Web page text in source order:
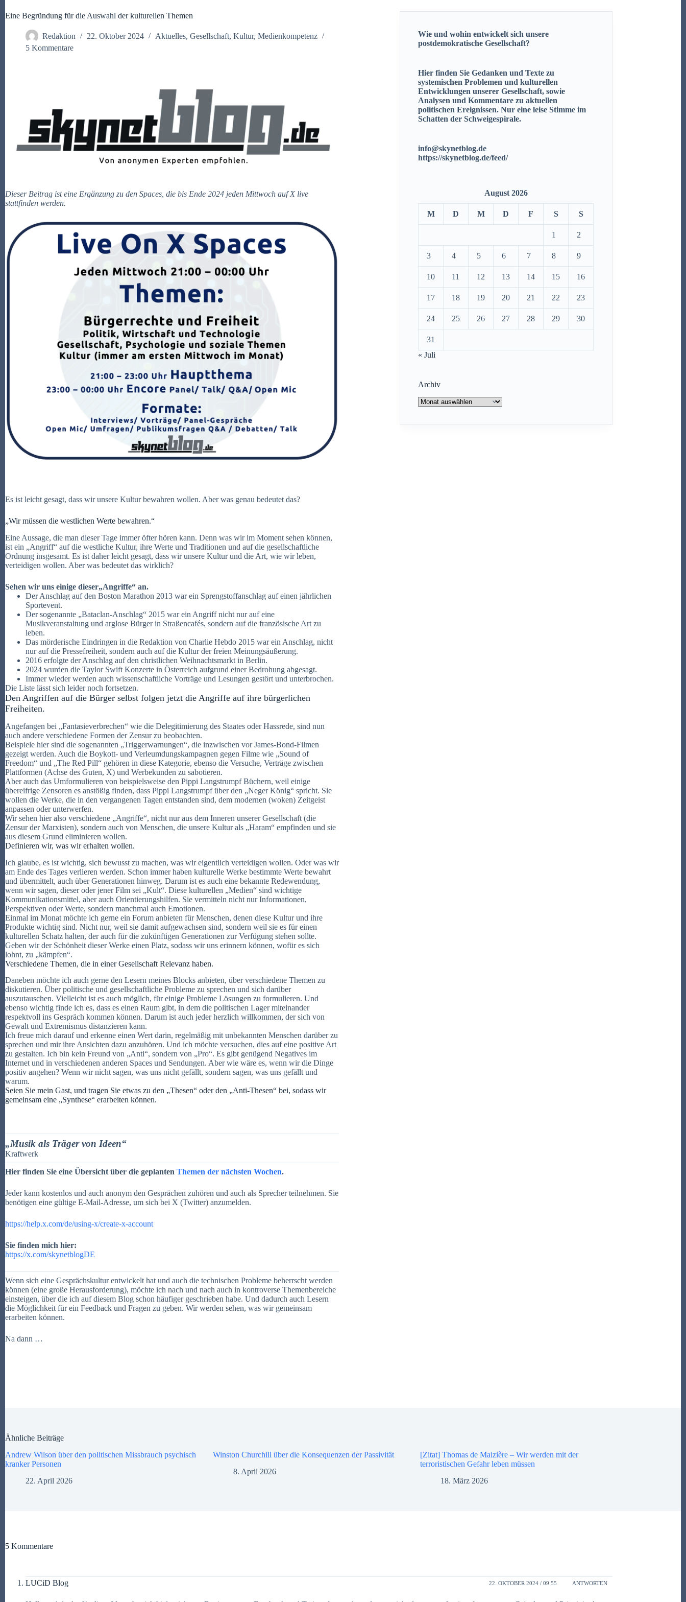
Eine Begründung für die Auswahl der kulturellen Themen
Redaktion 22. Oktober 2024 Aktuelles, Gesellschaft, Kultur, Medienkompetenz
5 Kommentare
Dieser Beitrag ist eine Ergänzung zu den Spaces, die bis Ende 2024 jeden Mittwoch auf X live
stattfinden werden.
Es ist leicht gesagt, dass wir unsere Kultur bewahren wollen. Aber was genau bedeutet das?
„Wir müssen die westlichen Werte bewahren.“
Eine Aussage, die man dieser Tage immer öfter hören kann. Denn was wir im Moment sehen können,
ist ein „Angriff“ auf die westliche Kultur, ihre Werte und Traditionen und auf die gesellschaftliche
Ordnung insgesamt. Es ist daher leicht gesagt, dass wir unsere Kultur und die Art, wie wir leben,
verteidigen wollen. Aber was bedeutet das wirklich?
Sehen wir uns einige dieser„Angriffe“ an.
Der Anschlag auf den Boston Marathon 2013 war ein Sprengstoffanschlag auf einen jährlichen
Sportevent.
Der sogenannte „Bataclan-Anschlag“ 2015 war ein Angriff nicht nur auf eine
Musikveranstaltung und arglose Bürger in Straßencafés, sondern auf die französische Art zu
leben.
Das mörderische Eindringen in die Redaktion von Charlie Hebdo 2015 war ein Anschlag, nicht
nur auf die Pressefreiheit, sondern auch auf die Kultur der freien Meinungsäußerung.
2016 erfolgte der Anschlag auf den christlichen Weihnachtsmarkt in Berlin.
2024 wurden die Taylor Swift Konzerte in Österreich aufgrund einer Bedrohung abgesagt.
Immer wieder werden auch wissenschaftliche Vorträge und Lesungen gestört und unterbrochen.
Die Liste lässt sich leider noch fortsetzen.
Den Angriffen auf die Bürger selbst folgen jetzt die Angriffe auf ihre bürgerlichen
Freiheiten.
Angefangen bei „Fantasieverbrechen“ wie die Delegitimierung des Staates oder Hassrede, sind nun
auch andere verschiedene Formen der Zensur zu beobachten.
Beispiele hier sind die sogenannten „Triggerwarnungen“, die inzwischen vor James-Bond-Filmen
gezeigt werden. Auch die Boykott- und Verleumdungskampagnen gegen Filme wie „Sound of
Freedom“ und „The Red Pill“ gehören in diese Kategorie, ebenso die Versuche, Verträge zwischen
Plattformen (Achse des Guten, X) und Werbekunden zu sabotieren.
Aber auch das Umformulieren von beispielsweise den Pippi Langstrumpf Büchern, weil einige
übereifrige Zensoren es anstößig finden, dass Pippi Langstrumpf über den „Neger König“ spricht. Sie
wollen die Werke, die in den vergangenen Tagen entstanden sind, dem modernen (woken) Zeitgeist
anpassen oder unterwerfen.
Wir sehen hier also verschiedene „Angriffe“, nicht nur aus dem Inneren unserer Gesellschaft (die
Zensur der Marxisten), sondern auch von Menschen, die unsere Kultur als „Haram“ empfinden und sie
aus diesem Grund eliminieren wollen.
Definieren wir, was wir erhalten wollen.
Ich glaube, es ist wichtig, sich bewusst zu machen, was wir eigentlich verteidigen wollen. Oder was wir
am Ende des Tages verlieren werden. Schon immer haben kulturelle Werke bestimmte Werte bewahrt
und übermittelt, auch über Generationen hinweg. Darum ist es auch eine bekannte Redewendung,
wenn wir sagen, dieser oder jener Film sei „Kult“. Diese kulturellen „Medien“ sind wichtige
Kommunikationsmittel, aber auch Orientierungshilfen. Sie vermitteln nicht nur Informationen,
Perspektiven oder Werte, sondern manchmal auch Emotionen.
Einmal im Monat möchte ich gerne ein Forum anbieten für Menschen, denen diese Kultur und ihre
Produkte wichtig sind. Nicht nur, weil sie damit aufgewachsen sind, sondern weil sie es für einen
kulturellen Schatz halten, der auch für die zukünftigen Generationen zur Verfügung stehen sollte.
Geben wir der Schönheit dieser Werke einen Platz, sodass wir uns erinnern können, wofür es sich
lohnt, zu „kämpfen“.
Verschiedene Themen, die in einer Gesellschaft Relevanz haben.
Daneben möchte ich auch gerne den Lesern meines Blocks anbieten, über verschiedene Themen zu
diskutieren. Über politische und gesellschaftliche Probleme zu sprechen und sich darüber
auszutauschen. Vielleicht ist es auch möglich, für einige Probleme Lösungen zu formulieren. Und
ebenso wichtig finde ich es, dass es einen Raum gibt, in dem die politischen Lager miteinander
respektvoll ins Gespräch kommen können. Darum ist auch jeder herzlich willkommen, der sich von
Gewalt und Extremismus distanzieren kann.
Ich freue mich darauf und erkenne einen Wert darin, regelmäßig mit unbekannten Menschen darüber zu
sprechen und mir ihre Ansichten dazu anzuhören. Und ich möchte versuchen, dies auf eine positive Art
zu gestalten. Ich bin kein Freund von „Anti“, sondern von „Pro“. Es gibt genügend Negatives im
Internet und in verschiedenen anderen Spaces und Sendungen. Aber wie wäre es, wenn wir die Dinge
positiv angehen? Wenn wir nicht sagen, was uns nicht gefällt, sondern sagen, was uns gefällt und
warum.
Seien Sie mein Gast, und tragen Sie etwas zu den „Thesen“ oder den „Anti-Thesen“ bei, sodass wir
gemeinsam eine „Synthese“ erarbeiten können.
„Musik als Träger von Ideen“
Kraftwerk
Hier finden Sie eine Übersicht über die geplanten Themen der nächsten Wochen.
Jeder kann kostenlos und auch anonym den Gesprächen zuhören und auch als Sprecher teilnehmen. Sie
benötigen eine gültige E-Mail-Adresse, um sich bei X (Twitter) anzumelden.
https://help.x.com/de/using-x/create-x-account
Sie finden mich hier:
https://x.com/skynetblogDE
Wenn sich eine Gesprächskultur entwickelt hat und auch die technischen Probleme beherrscht werden
können (eine große Herausforderung), möchte ich nach und nach auch in kontroverse Themenbereiche
einsteigen, über die ich auf diesem Blog schon häufiger geschrieben habe. Und dadurch auch Lesern
die Möglichkeit für ein Feedback und Fragen zu geben. Wir werden sehen, was wir gemeinsam
erarbeiten können.
Na dann …
Wie und wohin entwickelt sich unsere
postdemokratischeGesellschaft?
Hier finden Sie Gedanken und Texte zu
systemischen Problemen und kulturellen
Entwicklungen unserer Gesellschaft, sowie
Analysen und Kommentare zu aktuellen
politischen Ereignissen.Nur eine leise Stimme im
Schatten der Schweigespirale.
info@skynetblog.de
https://skynetblog.de/feed/
August 2026
M D M D F S S
1 2
3 4 5 6 7 8 9
10 11 12 13 14 15 16
17 18 19 20 21 22 23
24 25 26 27 28 29 30
31
« Juli
Archiv
Archiv
Ähnliche Beiträge
Andrew Wilson über den politischen Missbrauch psychisch
kranker Personen
22. April 2026
Winston Churchill über die Konsequenzen der Passivität
8. April 2026
[Zitat] Thomas de Maizière – Wir werden mit der
terroristischen Gefahr leben müssen
18. März 2026
5 Kommentare
LUCiD Blog 22. OKTOBER 2024 / 09:55 ANTWORTEN